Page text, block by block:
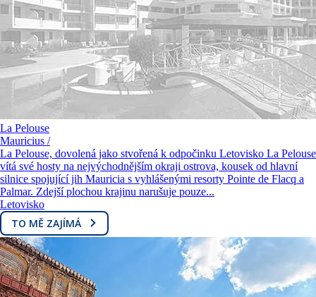
La Pelouse
Mauricius /
La Pelouse, dovolená jako stvořená k odpočinku Letovisko La Pelouse
vítá své hosty na nejvýchodnějším okraji ostrova, kousek od hlavní
silnice spojující jih Mauricia s vyhlášenými resorty Pointe de Flacq a
Palmar. Zdejší plochou krajinu narušuje pouze...
Letovisko
TO MĚ ZAJÍMÁ